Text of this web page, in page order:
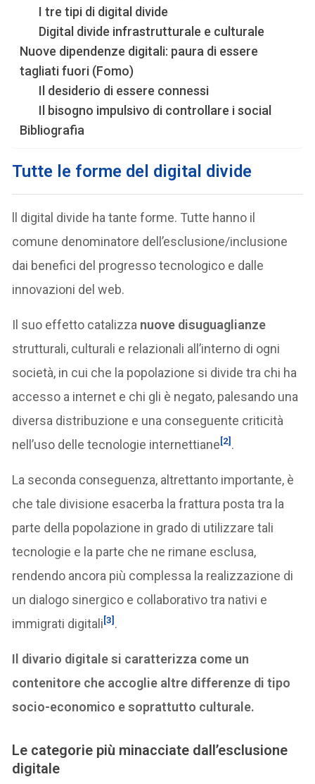
I tre tipi di digital divide
Digital divide infrastrutturale e culturale
Nuove dipendenze digitali: paura di essere
tagliati fuori (Fomo)
Il desiderio di essere connessi
Il bisogno impulsivo di controllare i social
Bibliografia
Tutte le forme del digital divide
ll digital divide ha tante forme. Tutte hanno il
comune denominatore dell’esclusione/inclusione
dai benefici del progresso tecnologico e dalle
innovazioni del web.
Il suo effetto catalizza nuove disuguaglianze
strutturali, culturali e relazionali all’interno di ogni
società, in cui che la popolazione si divide tra chi ha
accesso a internet e chi gli è negato, palesando una
diversa distribuzione e una conseguente criticità
nell’uso delle tecnologie internettiane[2] .
La seconda conseguenza, altrettanto importante, è
che tale divisione esacerba la frattura posta tra la
parte della popolazione in grado di utilizzare tali
tecnologie e la parte che ne rimane esclusa,
rendendo ancora più complessa la realizzazione di
un dialogo sinergico e collaborativo tra nativi e
immigrati digitali[3] .
Il divario digitale si caratterizza come un
contenitore che accoglie altre differenze di tipo
socio-economico e soprattutto culturale.
Le categorie più minacciate dall’esclusione
digitale